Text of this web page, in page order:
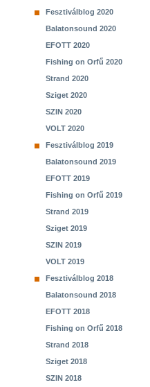
Fesztiválblog 2020
Balatonsound 2020
EFOTT 2020
Fishing on Orfű 2020
Strand 2020
Sziget 2020
SZIN 2020
VOLT 2020
Fesztiválblog 2019
Balatonsound 2019
EFOTT 2019
Fishing on Orfű 2019
Strand 2019
Sziget 2019
SZIN 2019
VOLT 2019
Fesztiválblog 2018
Balatonsound 2018
EFOTT 2018
Fishing on Orfű 2018
Strand 2018
Sziget 2018
SZIN 2018